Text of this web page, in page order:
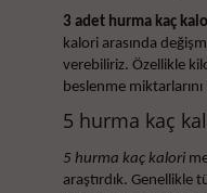
3 adet hurma kaç
kalori arasında
verebiliriz. Özellikle
beslenme
5 hurma kaç
5 hurma kaç kalori
araştırdık. Genellikle